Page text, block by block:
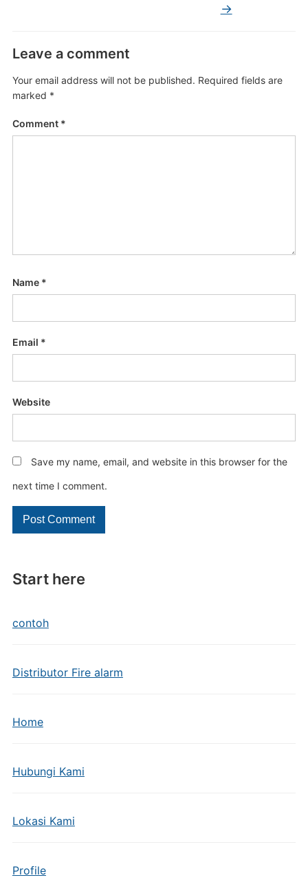
Start here
contoh
Distributor Fire alarm
Home
Hubungi Kami
Lokasi Kami
Profile
→
Leave a comment
Your email address will not be published. Required fields are
marked *
Comment *
Name *
Email *
Website
Save my name, email, and website in this browser for the
next time I comment.